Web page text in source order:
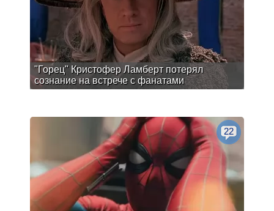
"Горец" Кристофер Ламберт потерял
сознание на встрече с фанатами
22